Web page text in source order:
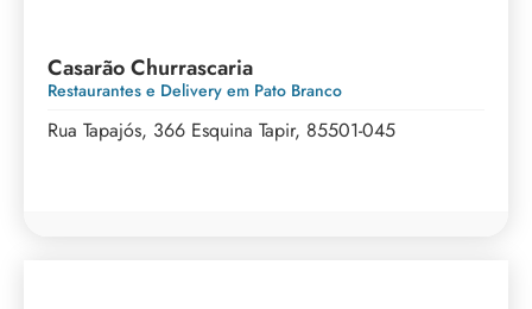
Casarão Churrascaria
Restaurantes e Delivery em Pato Branco
Rua Tapajós, 366 Esquina Tapir, 85501-045